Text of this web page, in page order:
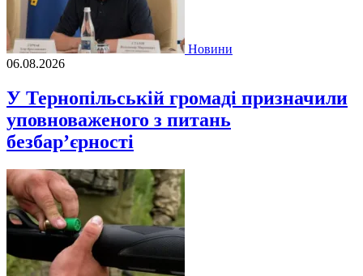
Новини
06.08.2026
У Тернопільській громаді призначили
уповноваженого з питань
безбар’єрності